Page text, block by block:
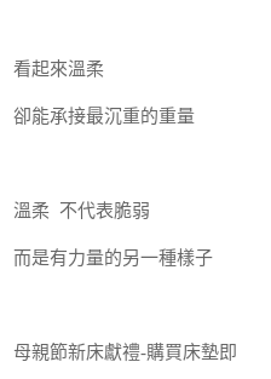
看起來溫柔
卻能承接最沉重的重量
溫柔 不代表脆弱
而是有力量的另一種樣子
母親節新床獻禮-購買床墊即